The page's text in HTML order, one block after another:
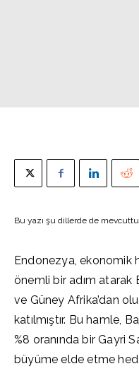
Bu yazı şu dillerde de
Endonezya, ekonomik
önemli bir adım atarak
ve Güney Afrika’dan
katılmıştır. Bu hamle,
%8 oranında bir Gayri
büyüme elde etme